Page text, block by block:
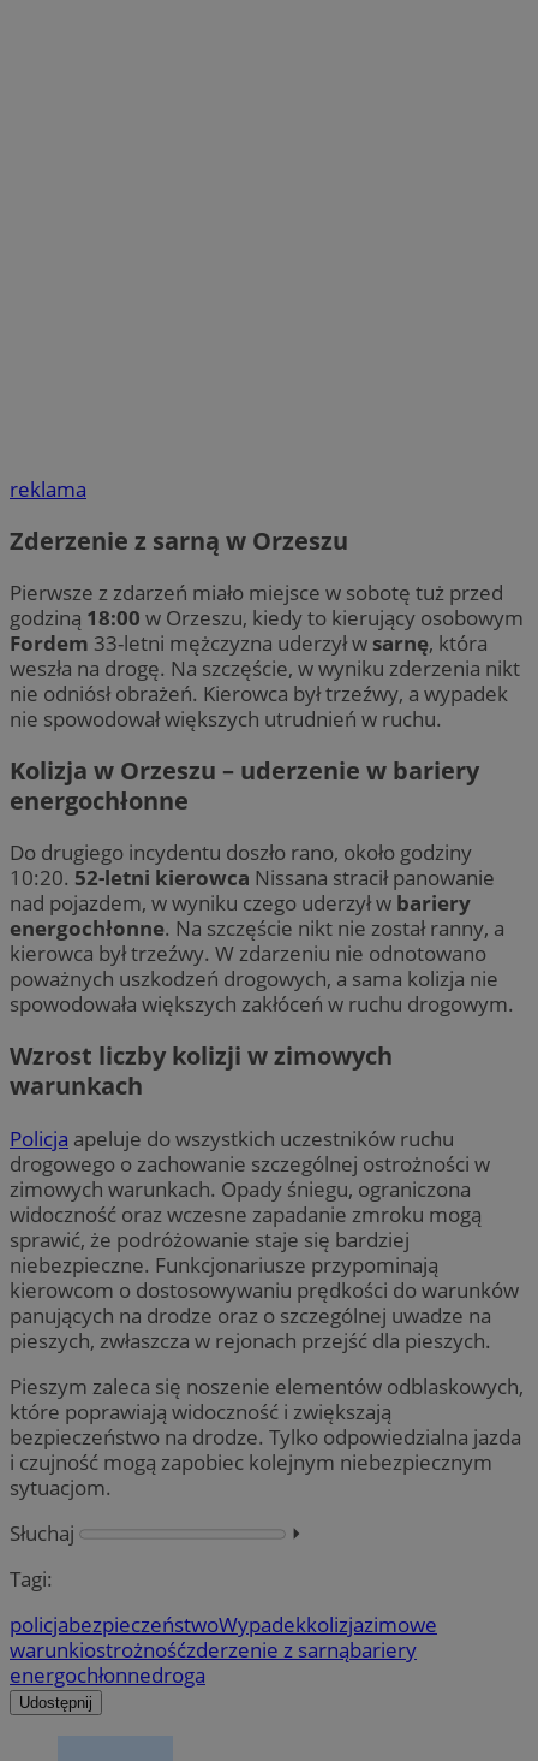
reklama
Zderzenie z sarną w Orzeszu
Pierwsze z zdarzeń miało miejsce w sobotę tuż przed
godziną 18:00 w Orzeszu, kiedy to kierujący osobowym
Fordem 33-letni mężczyzna uderzył w sarnę, która
weszła na drogę. Na szczęście, w wyniku zderzenia nikt
nie odniósł obrażeń. Kierowca był trzeźwy, a wypadek
nie spowodował większych utrudnień w ruchu.
Kolizja w Orzeszu – uderzenie w bariery
energochłonne
Do drugiego incydentu doszło rano, około godziny
10:20. 52-letni kierowca Nissana stracił panowanie
nad pojazdem, w wyniku czego uderzył w bariery
energochłonne. Na szczęście nikt nie został ranny, a
kierowca był trzeźwy. W zdarzeniu nie odnotowano
poważnych uszkodzeń drogowych, a sama kolizja nie
spowodowała większych zakłóceń w ruchu drogowym.
Wzrost liczby kolizji w zimowych
warunkach
Policja apeluje do wszystkich uczestników ruchu
drogowego o zachowanie szczególnej ostrożności w
zimowych warunkach. Opady śniegu, ograniczona
widoczność oraz wczesne zapadanie zmroku mogą
sprawić, że podróżowanie staje się bardziej
niebezpieczne. Funkcjonariusze przypominają
kierowcom o dostosowywaniu prędkości do warunków
panujących na drodze oraz o szczególnej uwadze na
pieszych, zwłaszcza w rejonach przejść dla pieszych.
Pieszym zaleca się noszenie elementów odblaskowych,
które poprawiają widoczność i zwiększają
bezpieczeństwo na drodze. Tylko odpowiedzialna jazda
i czujność mogą zapobiec kolejnym niebezpiecznym
sytuacjom.
Słuchaj
⏵︎
Tagi:
policjabezpieczeństwoWypadekkolizjazimowe
warunkiostrożnośćzderzenie z sarnąbariery
energochłonnedroga
Udostępnij